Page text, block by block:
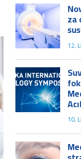
za
12.
10.